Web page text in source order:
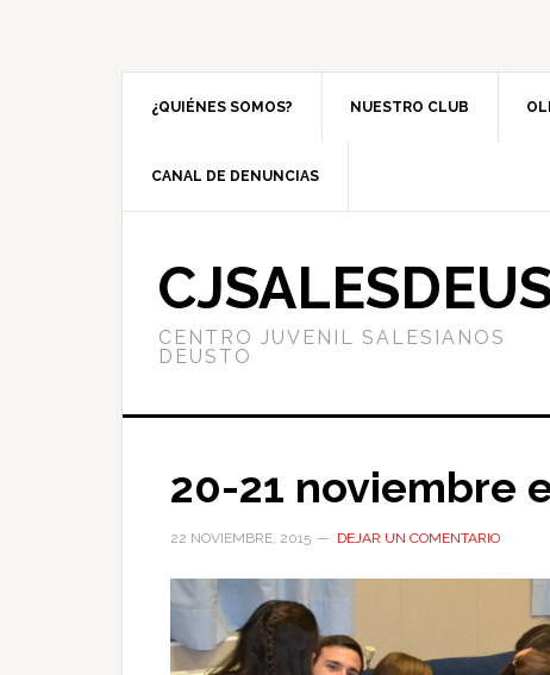
¿QUIÉNES SOMOS? NUESTRO CLUB
CANAL DE DENUNCIAS
CENTRO JUVENIL SALESIANOS
DEUSTO
20-21 noviembre
22 NOVIEMBRE, 2015 DEJAR UN COMENTARIO